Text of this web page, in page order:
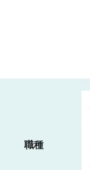
職種